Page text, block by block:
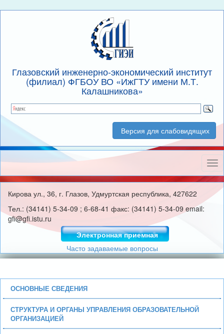
Глазовский инженерно-экономический институт
(филиал) ФГБОУ ВО «ИжГТУ имени М.Т.
Калашникова»
Версия для слабовидящих
Кирова ул., 36, г. Глазов, Удмуртская республика, 427622
Тел.: (34141) 5-34-09 ; 6-68-41 факс: (34141) 5-34-09 email:
gfi@gfi.istu.ru
Электронная приемная
Часто задаваемые вопросы
ОСНОВНЫЕ СВЕДЕНИЯ
СТРУКТУРА И ОРГАНЫ УПРАВЛЕНИЯ ОБРАЗОВАТЕЛЬНОЙ
ОРГАНИЗАЦИЕЙ